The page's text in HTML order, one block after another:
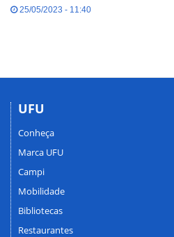
25/05/2023 - 11:40
UFU
Conheça
Marca UFU
Campi
Mobilidade
Bibliotecas
Restaurantes